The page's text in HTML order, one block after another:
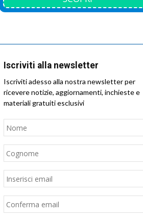
Iscriviti alla newsletter
Iscriviti adesso alla nostra newsletter per
ricevere notizie, aggiornamenti, inchieste e
materiali gratuiti esclusivi
Nome
Email